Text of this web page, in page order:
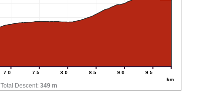
7.0 7.5 8.0 8.5 9.0 9.5
km
Total Descent: 349 m